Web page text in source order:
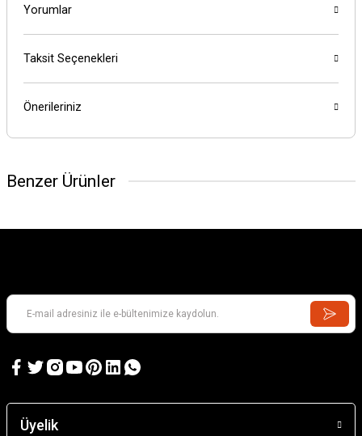
Yorumlar
Taksit Seçenekleri
Önerileriniz
Benzer Ürünler
Üyelik